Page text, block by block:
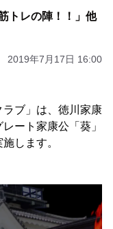
トレの陣！！」他
2019年7月17日 16:00
ブ」は、徳川家康
ート家康公「葵」
します。